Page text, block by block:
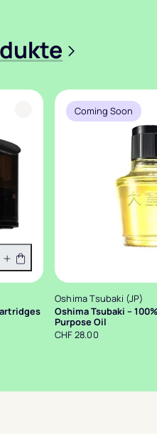
>
In den Warenkorb
Coming Soon
Oshima Tsubaki (JP)
Oshima Tsubaki –
Purpose Oil
CHF 28.00